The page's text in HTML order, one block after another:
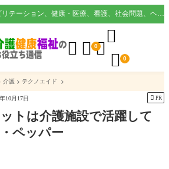
介護保険、福祉情勢、リハビリテーション、健康・医療、看護、社会問題、ヘルスケア業界など様々な切り口から役立つ情報を配信。
  0

 0
介護 テクノエイド
10月17日  PR
トは介護施設で活躍して
ペッパー